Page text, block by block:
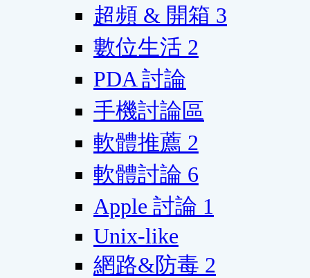
超頻 & 開箱 3
數位生活 2
PDA 討論
手機討論區
軟體推薦 2
軟體討論 6
Apple 討論 1
Unix-like
網路&防毒 2